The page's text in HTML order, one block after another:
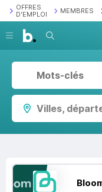
OFFRES
D'EMPLOI
MEMBRES
Recherche
Villes,